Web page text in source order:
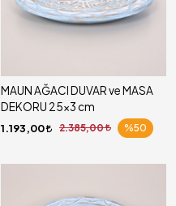
MAUN AĞACI DUVAR ve MASA
DEKORU 25x3 cm
1.193,00 2.385,00 %50